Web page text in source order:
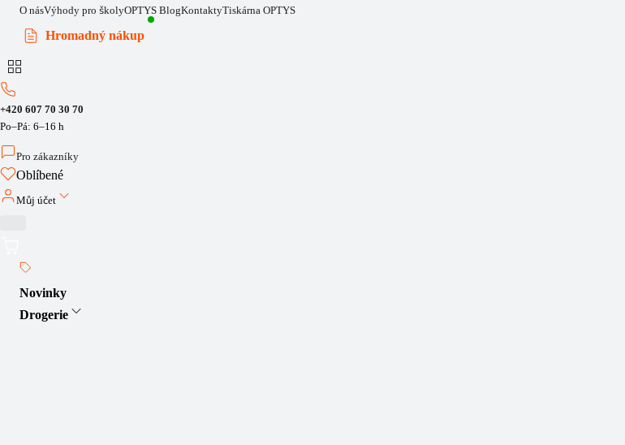
O násVýhody pro školyOPTYS BlogKontaktyTiskárna OPTYS
Hromadný nákup
+420 607 70 30 70
Po–Pá: 6–16 h
Pro zákazníky
Oblíbené
Můj účet
Novinky
Drogerie